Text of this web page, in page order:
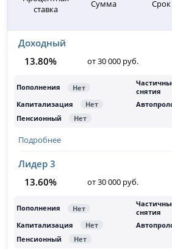
ставка
Сумма Срок
Доходный
13.80%
от 30 000 руб.
Подробнее
Лидер 3
13.60%
от 30 000 руб.